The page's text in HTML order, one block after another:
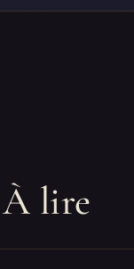
À lire